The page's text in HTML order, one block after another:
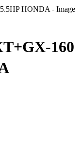
160